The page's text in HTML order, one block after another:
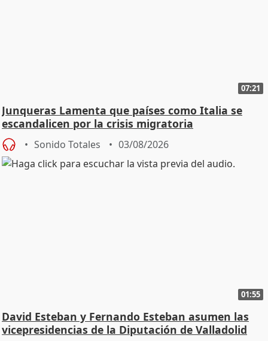
07:21
Junqueras Lamenta que países como Italia se
escandalicen por la crisis migratoria
Sonido Totales 03/08/2026
01:55
David Esteban y Fernando Esteban asumen las
vicepresidencias de la Diputación de Valladolid